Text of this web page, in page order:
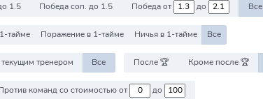
1.5 Победа соп. до 1.5 Победа от до Все
тайме Поражение в 1-тайме Ничья в 1-тайме Все
тренером Все После 🏆 Кроме после 🏆
Против команд со стоимостью от до